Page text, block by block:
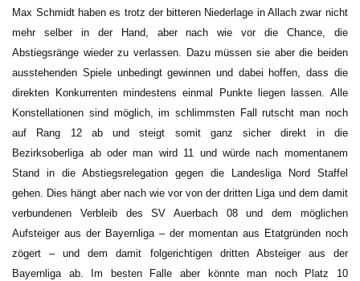
Max Schmidt haben es trotz der bitteren Niederlage in Allach zwar nicht
mehr selber in der Hand, aber nach wie vor die Chance, die
Abstiegsränge wieder zu verlassen. Dazu müssen sie aber die beiden
ausstehenden Spiele unbedingt gewinnen und dabei hoffen, dass die
direkten Konkurrenten mindestens einmal Punkte liegen lassen. Alle
Konstellationen sind möglich, im schlimmsten Fall rutscht man noch
auf Rang 12 ab und steigt somit ganz sicher direkt in die
Bezirksoberliga ab oder man wird 11 und würde nach momentanem
Stand in die Abstiegsrelegation gegen die Landesliga Nord Staffel
gehen. Dies hängt aber nach wie vor von der dritten Liga und dem damit
verbundenen Verbleib des SV Auerbach 08 und dem möglichen
Aufsteiger aus der Bayernliga – der momentan aus Etatgründen noch
zögert – und dem damit folgerichtigen dritten Absteiger aus der
Bayernliga ab. Im besten Falle aber könnte man noch Platz 10